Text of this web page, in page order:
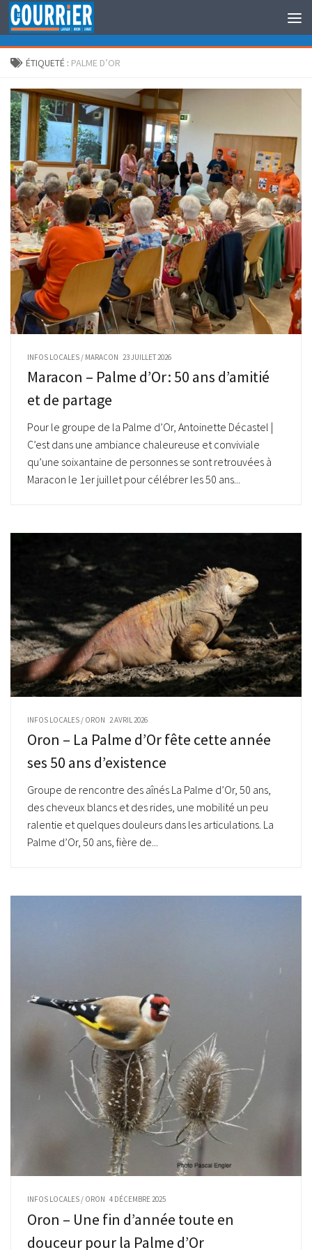
Au dessous du contenu
ÉTIQUETÉ : PALME D’OR
INFOS LOCALES / MARACON 23 JUILLET 2026
Maracon – Palme d’Or : 50 ans d’amitié
et de partage
Pour le groupe de la Palme d’Or, Antoinette Décastel |
C’est dans une ambiance chaleureuse et conviviale
qu’une soixantaine de personnes se sont retrouvées à
Maracon le 1er juillet pour célébrer les 50 ans...
INFOS LOCALES / ORON 2 AVRIL 2026
Oron – La Palme d’Or fête cette année
ses 50 ans d’existence
Groupe de rencontre des aînés La Palme d’Or, 50 ans,
des cheveux blancs et des rides, une mobilité un peu
ralentie et quelques douleurs dans les articulations. La
Palme d’Or, 50 ans, fière de...
INFOS LOCALES / ORON 4 DÉCEMBRE 2025
Oron – Une fin d’année toute en
douceur pour la Palme d’Or